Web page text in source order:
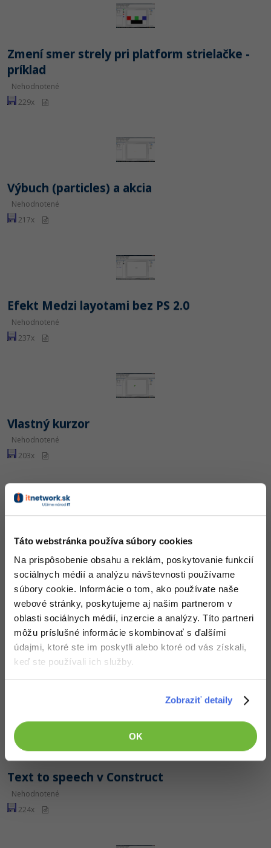
Táto webstránka používa súbory cookies
Na prispôsobenie obsahu a reklám, poskytovanie funkcií
sociálnych médií a analýzu návštevnosti používame
súbory cookie. Informácie o tom, ako používate naše
webové stránky, poskytujeme aj našim partnerom v
oblasti sociálnych médií, inzercie a analýzy. Títo partneri
môžu príslušné informácie skombinovať s ďalšími
údajmi, ktoré ste im poskytli alebo ktoré od vás získali,
keď ste používali ich služby.
Zobraziť detaily
OK
Zmení smer strely pri platform strielačke -
príklad
Nehodnotené
229x
Výbuch (particles) a akcia
Nehodnotené
217x
Efekt Medzi layotami bez PS 2.0
Nehodnotené
237x
Vlastný kurzor
Nehodnotené
203x
Odomykanie levelové - príklad
Nehodnotené
234x
Jednoduchý inventár - príklad
Text to speech v Construct
Nehodnotené
224x